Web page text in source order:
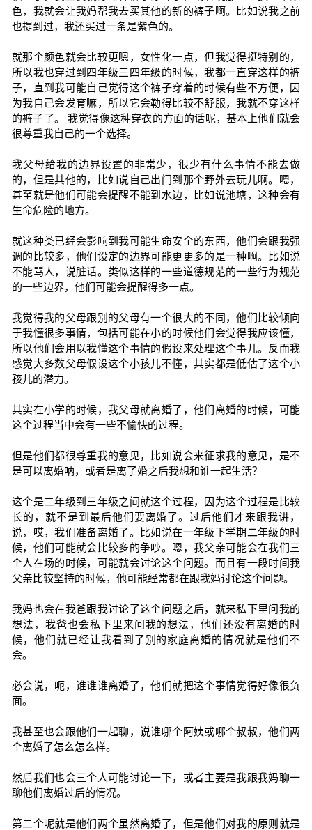
色，我就会让我妈帮我去买其他的新的裤子啊。比如说我之前
也提到过，我还买过一条是紫色的。
就那个颜色就会比较更嗯，女性化一点，但我觉得挺特别的，
所以我也穿过到四年级三四年级的时候，我都一直穿这样的裤
子，直到我可能自己觉得这个裤子穿着的时候有些不方便，因
为我自己会发育嘛，所以它会勒得比较不舒服，我就不穿这样
的裤子了。 我觉得像这种穿衣的方面的话呢，基本上他们就会
很尊重我自己的一个选择。
我父母给我的边界设置的非常少，很少有什么事情不能去做
的，但是其他的，比如说自己出门到那个野外去玩儿啊。嗯，
甚至就是他们可能会提醒不能到水边，比如说池塘，这种会有
生命危险的地方。
就这种类已经会影响到我可能生命安全的东西，他们会跟我强
调的比较多，他们设定的边界可能更更多的是一种啊。比如说
不能骂人，说脏话。类似这样的一些道德规范的一些行为规范
的一些边界，他们可能会提醒得多一点。
我觉得我的父母跟别的父母有一个很大的不同，他们比较倾向
于我懂很多事情，包括可能在小的时候他们会觉得我应该懂，
所以他们会用以我懂这个事情的假设来处理这个事儿。反而我
感觉大多数父母假设这个小孩儿不懂，其实都是低估了这个小
孩儿的潜力。
其实在小学的时候，我父母就离婚了，他们离婚的时候，可能
这个过程当中会有一些不愉快的过程。
但是他们都很尊重我的意见，比如说会来征求我的意见，是不
是可以离婚呐，或者是离了婚之后我想和谁一起生活？
这个是二年级到三年级之间就这个过程，因为这个过程是比较
长的，就不是到最后他们要离婚了。过后他们才来跟我讲，
说，哎，我们准备离婚了。比如说在一年级下学期二年级的时
候，他们可能就会比较多的争吵。嗯，我父亲可能会在我们三
个人在场的时候，可能就会讨论这个问题。而且有一段时间我
父亲比较坚持的时候，他可能经常都在跟我妈讨论这个问题。
我妈也会在我爸跟我讨论了这个问题之后，就来私下里问我的
想法，我爸也会私下里来问我的想法，他们还没有离婚的时
候，他们就已经让我看到了别的家庭离婚的情况就是他们不
会。
必会说，呃，谁谁谁离婚了，他们就把这个事情觉得好像很负
面。
我甚至也会跟他们一起聊，说谁哪个阿姨或哪个叔叔，他们两
个离婚了怎么怎么样。
然后我们也会三个人可能讨论一下，或者主要是我跟我妈聊一
聊他们离婚过后的情况。
第二个呢就是他们两个虽然离婚了，但是他们对我的原则就是